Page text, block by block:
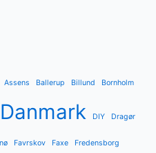
Assens Ballerup Billund Bornholm
Danmark DIY Dragør
Favrskov Faxe Fredensborg